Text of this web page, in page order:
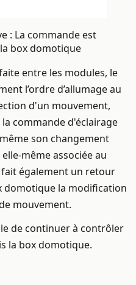
: La commande est
box domotique
entre les modules, le
l’ordre d’allumage au
d'un mouvement,
commande d'éclairage
son changement
même associée au
fait également un retour
domotique la modification
mouvement.
de continuer à contrôler
la box domotique.